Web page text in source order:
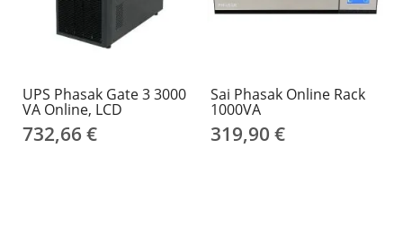
UPS Phasak Gate 3 3000
VA Online, LCD
732,66 €
Sai Phasak Online Rack
1000VA
319,90 €